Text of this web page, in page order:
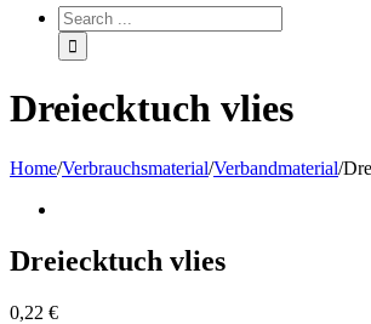
Dreiecktuch vlies
Home/Verbrauchsmaterial/Verbandmaterial/
Dreiecktuch vlies
0,22 €